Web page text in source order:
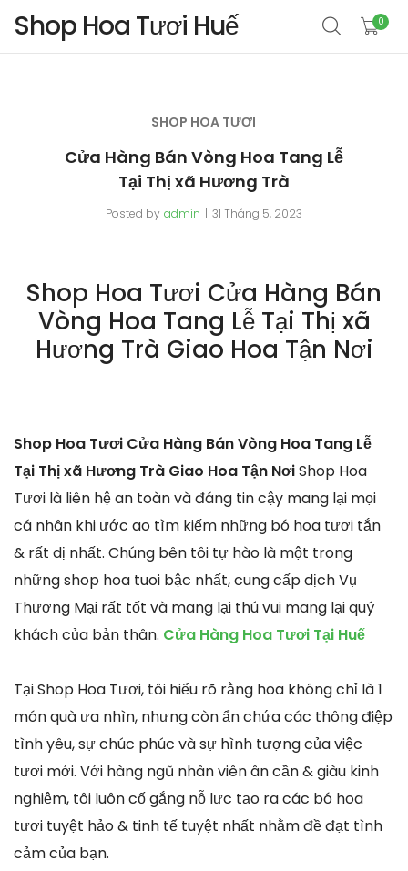
Shop Hoa Tươi Huế 0
SHOP HOA TƯƠI
Cửa Hàng Bán Vòng Hoa Tang Lễ
Tại Thị xã Hương Trà
Posted by admin 31 Tháng 5, 2023
Shop Hoa Tươi Cửa Hàng Bán
Vòng Hoa Tang Lễ Tại Thị xã
Hương Trà Giao Hoa Tận Nơi
Shop Hoa Tươi Cửa Hàng Bán Vòng Hoa Tang Lễ
Tại Thị xã Hương Trà Giao Hoa Tận NơiShop Hoa
Tươi là liên hệ an toàn và đáng tin cậy mang lại mọi
cá nhân khi ước ao tìm kiếm những bó hoa tươi tắn
& rất dị nhất. Chúng bên tôi tự hào là một trong
những shop hoa tuoi bậc nhất, cung cấp dịch Vụ
Thương Mại rất tốt và mang lại thú vui mang lại quý
khách của bản thân. Cửa Hàng Hoa Tươi Tại Huế
Tại Shop Hoa Tươi, tôi hiểu rõ rằng hoa không chỉ là 1
món quà ưa nhìn, nhưng còn ẩn chứa các thông điệp
tình yêu, sự chúc phúc và sự hình tượng của việc
tươi mới. Với hàng ngũ nhân viên ân cần & giàu kinh
nghiệm, tôi luôn cố gắng nỗ lực tạo ra các bó hoa
tươi tuyệt hảo & tinh tế tuyệt nhất nhằm đề đạt tình
cảm của bạn.